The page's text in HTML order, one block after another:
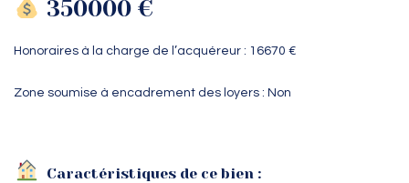
350000 €
Honoraires à la charge de l’acquéreur : 16670 €
Zone soumise à encadrement des loyers : Non
Caractéristiques de ce bien :